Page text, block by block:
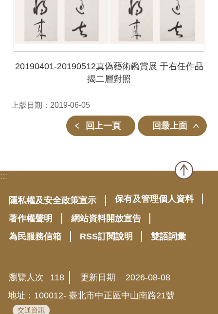
20190401-20190512真偽藝術鑑賞展 于右任作品
揭二層對照
上版日期：2019-06-05
回上一頁 回最上面
:::
隱私權及安全政策宣示
保有及管理個人資料
著作權聲明
網站資料開放宣告
為民服務信箱
RSS訂閱說明 雙語詞彙
瀏覽人次 118 更新日期
2026-08-08
地址：100012- 臺北市中正區中山南路21號
交通資訊